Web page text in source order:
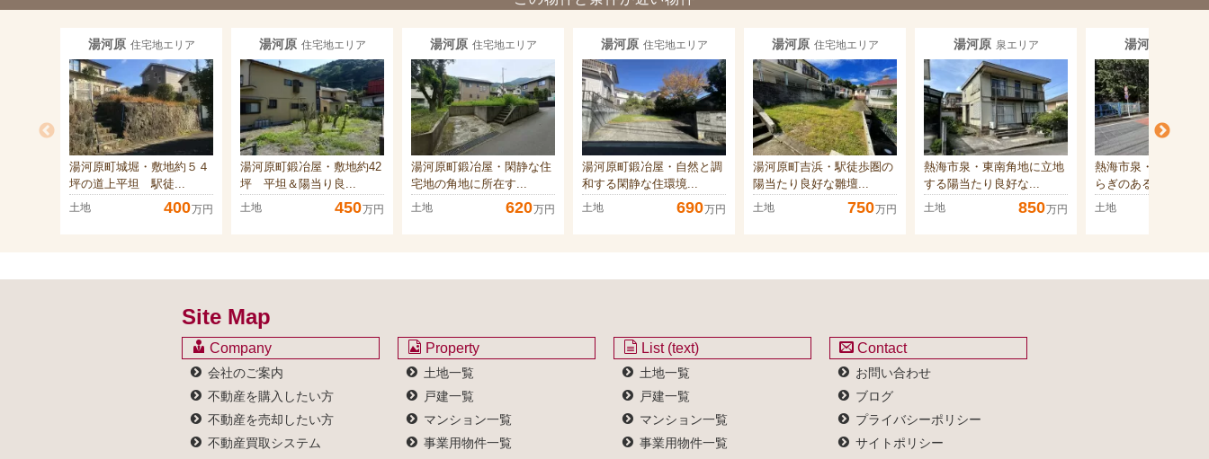
湯河原 住宅地エリア
湯河原町城堀・敷地約５４
坪の道上平坦 駅徒...
土地 400万円
湯河原 住宅地エリア
湯河原町鍛冶屋・敷地約42
坪 平坦＆陽当り良...
土地 450万円
湯河原 住宅地エリア
湯河原町鍛冶屋・閑静な住
宅地の角地に所在す...
土地 620万円
湯河原 住宅地エリア
湯河原町鍛冶屋・自然と調
和する閑静な住環境...
土地 690万円
湯河原 住宅地エリア
湯河原町吉浜・駅徒歩圏の
陽当たり良好な雛壇...
土地 750万円
湯河原 泉エリア
熱海市泉・東南角地に立地
する陽当たり良好な...
土地 850万円
湯河原
熱海市泉・緑に包ま
らぎのある広大な敷
土地
Site Map
Company
会社のご案内
不動産を購入したい方
不動産を売却したい方
不動産買取システム
Property
土地一覧
戸建一覧
マンション一覧
事業用物件一覧
List (text)
土地一覧
戸建一覧
マンション一覧
事業用物件一覧
Contact
お問い合わせ
ブログ
プライバシーポリシー
サイトポリシー